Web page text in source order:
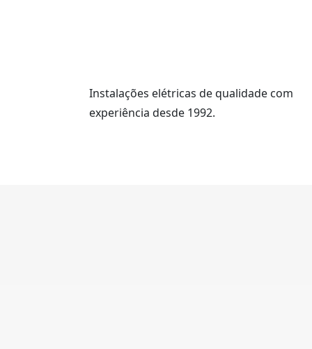
Instalações elétricas de qualidade com
experiência desde 1992.